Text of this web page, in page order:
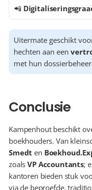
📲
Uitermate geschikt
hechten aan een
met hun
Conclusie
Kampenhout beschikt
boekhouders. Van
Smedt en
zoals VP Accountants;
kantoren bieden stuk
via de beproefde,